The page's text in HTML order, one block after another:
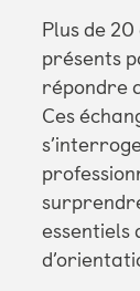
Plus de
présents
répondre
Ces
essentiels